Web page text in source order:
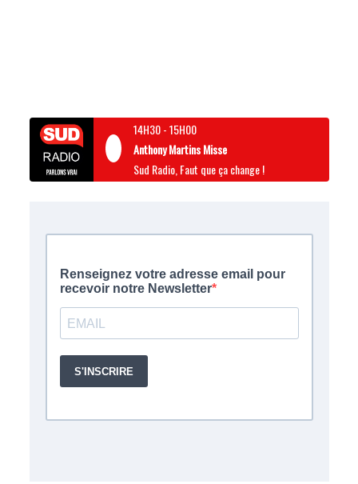
14H30-15H00
Anthony Martins Misse
Sud Radio, Faut que ça change !